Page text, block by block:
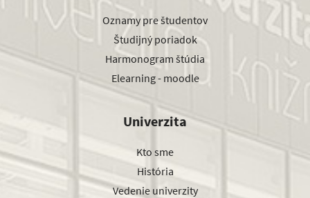
Oznamy pre študentov
Študijný poriadok
Harmonogram štúdia
Elearning - moodle
Univerzita
Kto sme
História
Vedenie univerzity